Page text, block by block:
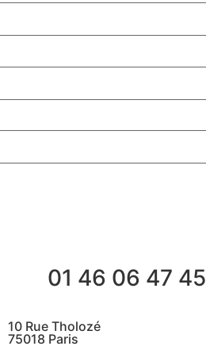
01 46 06 47 45
10 Rue Tholozé
75018 Paris